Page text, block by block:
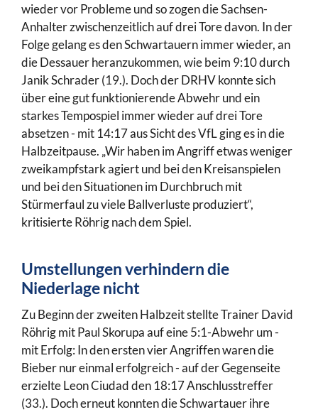
wieder vor Probleme und so zogen die Sachsen-
Anhalter zwischenzeitlich auf drei Tore davon. In der
Folge gelang es den Schwartauern immer wieder, an
die Dessauer heranzukommen, wie beim 9:10 durch
Janik Schrader (19.). Doch der DRHV konnte sich
über eine gut funktionierende Abwehr und ein
starkes Tempospiel immer wieder auf drei Tore
absetzen - mit 14:17 aus Sicht des VfL ging es in die
Halbzeitpause. „Wir haben im Angriff etwas weniger
zweikampfstark agiert und bei den Kreisanspielen
und bei den Situationen im Durchbruch mit
Stürmerfaul zu viele Ballverluste produziert“,
kritisierte Röhrig nach dem Spiel.
Umstellungen verhindern die
Niederlage nicht
Zu Beginn der zweiten Halbzeit stellte Trainer David
Röhrig mit Paul Skorupa auf eine 5:1-Abwehr um -
mit Erfolg: In den ersten vier Angriffen waren die
Bieber nur einmal erfolgreich - auf der Gegenseite
erzielte Leon Ciudad den 18:17 Anschlusstreffer
(33.). Doch erneut konnten die Schwartauer ihre